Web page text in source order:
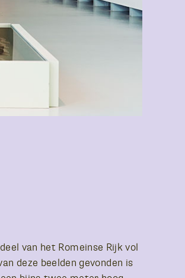
van het Romeinse Rijk vol
deze beelden gevonden is